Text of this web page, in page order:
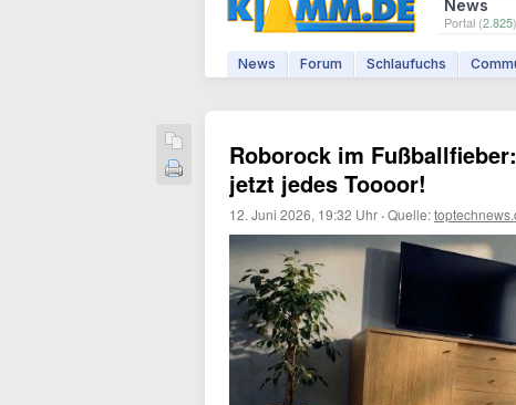
News
Portal (2.825
News Forum Schlaufuchs
Roborock im
jetzt jedes Toooor!
12. Juni 2026, 19:32 Uhr ·Quelle: